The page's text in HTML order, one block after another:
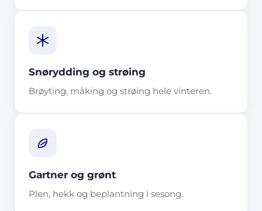
Snørydding og strøing
Brøyting, måking og strøing hele vinteren.
Gartner og grønt
Plen, hekk og beplantning i sesong.